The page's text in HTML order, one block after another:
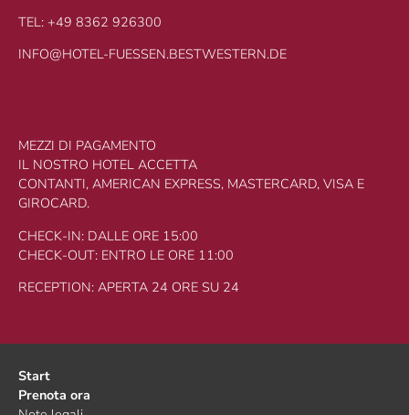
TEL: +49 8362 926300
INFO@HOTEL-FUESSEN.BESTWESTERN.DE
MEZZI DI PAGAMENTO
IL NOSTRO HOTEL ACCETTA
CONTANTI, AMERICAN EXPRESS, MASTERCARD, VISA E
GIROCARD.
CHECK-IN: DALLE ORE 15:00
CHECK-OUT: ENTRO LE ORE 11:00
RECEPTION: APERTA 24 ORE SU 24
Start
Prenota ora